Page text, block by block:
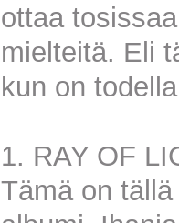
ottaa
mielteitä. Eli
kun on
1. RAY OF
Tämä on